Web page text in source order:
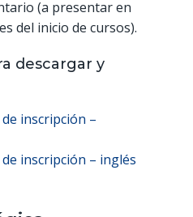
(a presentar en
del inicio de cursos).
descargar y
inscripción –
inscripción – inglés